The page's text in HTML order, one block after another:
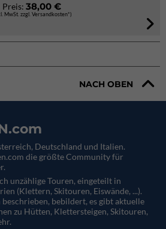
Preis: 38,00 €
MwSt. zzgl. Versandkosten*)
NACH OBEN
Deutschland und Italien.
die größte Community für
unzählige Touren, eingeteilt in
(Klettern, Skitouren, Eiswände, ...).
bebildert, es gibt aktuelle
zu Hütten, Klettersteigen, Skitouren,